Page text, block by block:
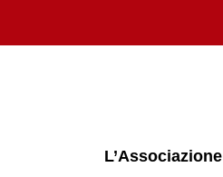
L’Associazione